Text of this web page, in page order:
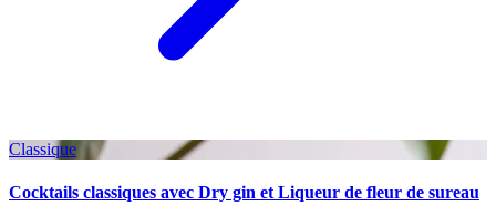
Classique
Cocktails classiques avec Dry gin et Liqueur de fleur de sureau